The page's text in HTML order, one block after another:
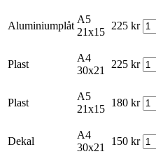
Aluminiumplåt
A5
21x15
225 kr
Plast
A4
30x21
225 kr
Plast
A5
21x15
180 kr
Dekal
A4
30x21
150 kr